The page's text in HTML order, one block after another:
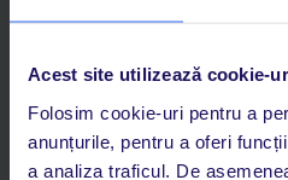
Acest site utilizează cookie-
Folosim cookie-uri pentru a
anunțurile, pentru a oferi
a analiza traficul. De
Acces la rezervările curente
Asistență 24/7 prin chat, pe